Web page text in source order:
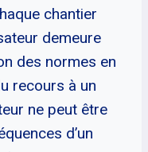
chantier
demeure
des normes en
recours à un
ne peut être
d’un